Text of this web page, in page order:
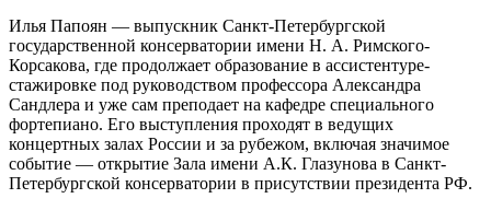
Илья Папоян — выпускник Санкт-Петербургской
государственной консерватории имени Н. А. Римского-
Корсакова, где продолжает образование в ассистентуре-
стажировке под руководством профессора Александра
Сандлера и уже сам преподает на кафедре специального
фортепиано. Его выступления проходят в ведущих
концертных залах России и за рубежом, включая значимое
событие — открытие Зала имени А.К. Глазунова в Санкт-
Петербургской консерватории в присутствии президента РФ.